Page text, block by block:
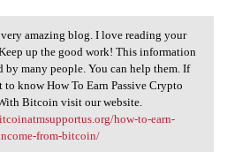
amazing blog.
amazing blog. I love reading your
up the good work! This information
by many people. You can help them. If
to know How To Earn Passive Crypto
Bitcoin visit our website.
how-to-earn-
from-bitcoin/